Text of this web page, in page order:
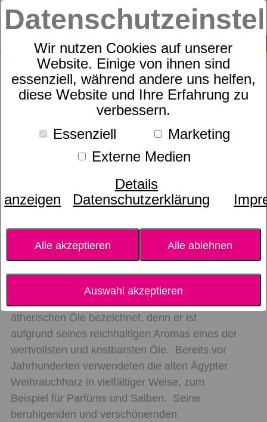
Wir nutzen Cookies auf unserer
Website. Einige von ihnen sind
essenziell, während andere uns helfen,
diese Website und Ihre Erfahrung zu
verbessern.
Essenziell
Marketing
Externe Medien
Details
anzeigen
Datenschutzerklärung
Alle akzeptieren Alle ablehnen
Auswahl akzeptieren
SUCHE
0
Weihrauch/ Frankincense
ätherischen Öle bezeichnet, denn er ist
aufgrund seines reichhaltigen Aromas eines der
wertvollsten und kostbarsten Öle. Bereits vor
Jahrhunderten verwendeten die alten Ägypter
Weihrauchharz in vielfältiger Weise, zum
Beispiel für Parfüms und Salben. Seine
beruhigenden und verschönernden